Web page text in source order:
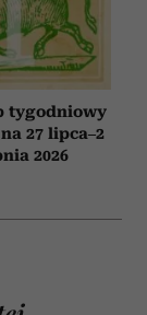
tygodniowy
27 lipca–2
2026